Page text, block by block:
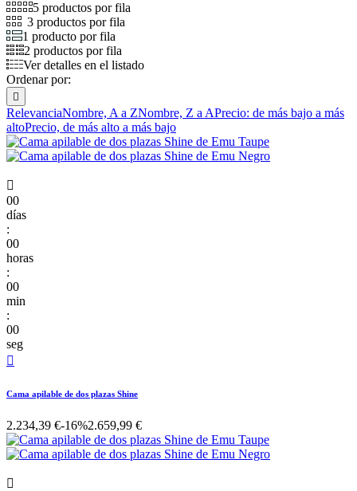
5 productos por fila
3 productos por fila
1 producto por fila
2 productos por fila
Ver detalles en el listado
Ordenar por:

RelevanciaNombre, A a ZNombre, Z a APrecio: de más bajo a más
altoPrecio, de más alto a más bajo

00
días
:
00
horas
:
00
min
:
00
seg

Cama apilable de dos plazas Shine
2.234,39 €-16%2.659,99 €
